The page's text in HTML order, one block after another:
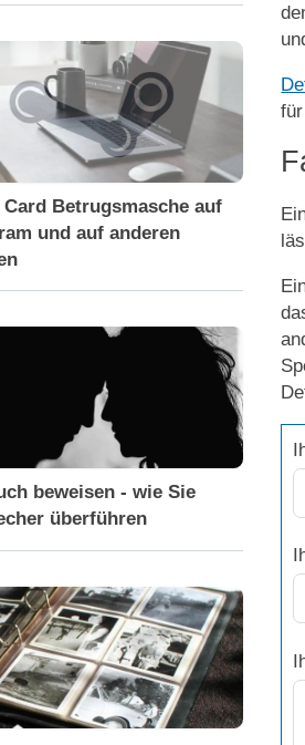
Card Betrugsmasche auf
und auf anderen
beweisen - wie Sie
überführen
für